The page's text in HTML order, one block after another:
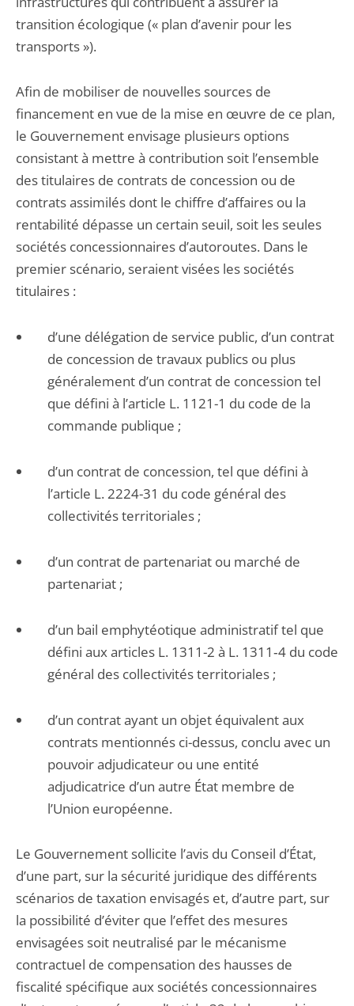
transition écologique (« plan d’avenir pour les
transports »).
Afin de mobiliser de nouvelles sources de
financement en vue de la mise en œuvre de ce plan,
le Gouvernement envisage plusieurs options
consistant à mettre à contribution soit l’ensemble
des titulaires de contrats de concession ou de
contrats assimilés dont le chiffre d’affaires ou la
rentabilité dépasse un certain seuil, soit les seules
sociétés concessionnaires d’autoroutes. Dans le
premier scénario, seraient visées les sociétés
titulaires :
d’une délégation de service public, d’un contrat
de concession de travaux publics ou plus
généralement d’un contrat de concession tel
que défini à l’article L. 1121-1 du code de la
commande publique ;
d’un contrat de concession, tel que défini à
l’article L. 2224-31 du code général des
collectivités territoriales ;
d’un contrat de partenariat ou marché de
partenariat ;
d’un bail emphytéotique administratif tel que
défini aux articles L. 1311-2 à L. 1311‑4 du code
général des collectivités territoriales ;
d’un contrat ayant un objet équivalent aux
contrats mentionnés ci-dessus, conclu avec un
pouvoir adjudicateur ou une entité
adjudicatrice d’un autre État membre de
l’Union européenne.
Le Gouvernement sollicite l’avis du Conseil d’État,
d’une part, sur la sécurité juridique des différents
scénarios de taxation envisagés et, d’autre part, sur
la possibilité d’éviter que l’effet des mesures
envisagées soit neutralisé par le mécanisme
contractuel de compensation des hausses de
fiscalité spécifique aux sociétés concessionnaires